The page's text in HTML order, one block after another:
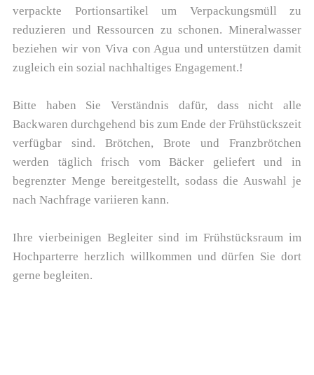
verpackte Portionsartikel um Verpackungsmüll zu
reduzieren und Ressourcen zu schonen. Mineralwasser
beziehen wir von Viva con Agua und unterstützen damit
zugleich ein sozial nachhaltiges Engagement.!
Bitte haben Sie Verständnis dafür, dass nicht alle
Backwaren durchgehend bis zum Ende der Frühstückszeit
verfügbar sind. Brötchen, Brote und Franzbrötchen
werden täglich frisch vom Bäcker geliefert und in
begrenzter Menge bereitgestellt, sodass die Auswahl je
nach Nachfrage variieren kann.
Ihre vierbeinigen Begleiter sind im Frühstücksraum im
Hochparterre herzlich willkommen und dürfen Sie dort
gerne begleiten.